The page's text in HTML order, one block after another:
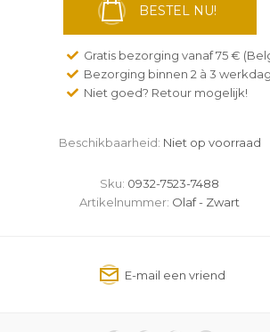
BESTEL NU!
Gratis bezorging vanaf 75 €
Bezorging binnen 2 à 3
Niet goed? Retour mogelijk!
Beschikbaarheid: Niet op voorraad
Sku: 0932-7523-7488
Artikelnummer: Olaf - Zwart